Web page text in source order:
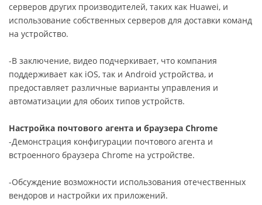
серверов других производителей, таких как Huawei, и
использование собственных серверов для доставки команд
на устройство.
-В заключение, видео подчеркивает, что компания
поддерживает как iOS, так и Android устройства, и
предоставляет различные варианты управления и
автоматизации для обоих типов устройств.
Настройка почтового агента и браузера Chrome
-Демонстрация конфигурации почтового агента и
встроенного браузера Chrome на устройстве.
-Обсуждение возможности использования отечественных
вендоров и настройки их приложений.